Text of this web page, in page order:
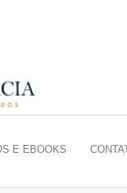
E EBOOKS